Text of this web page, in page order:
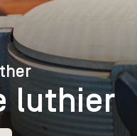
Esther
luthier